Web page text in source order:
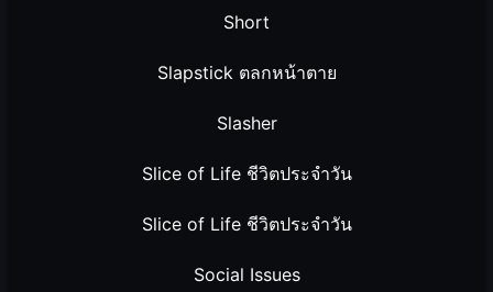
Short
Slapstick ตลกหน้าตาย
Slasher
Slice of Life ชีวิตประจำวัน
Slice of Life ชีวิตประจำวัน
Social Issues